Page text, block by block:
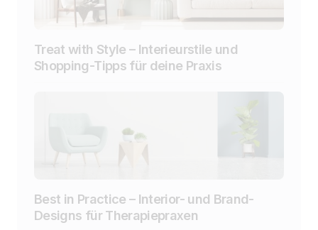
Treat with Style – Interieurstile und
Shopping-Tipps für deine Praxis
Best in Practice – Interior- und Brand-
Designs für Therapiepraxen